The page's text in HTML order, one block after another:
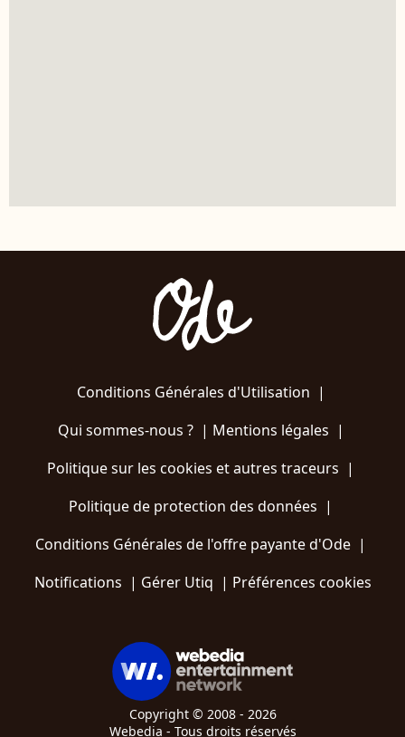
Conditions Générales d'Utilisation |
Qui sommes-nous ?| Mentions légales |
Politique sur les cookies et autres traceurs |
Politique de protection des données |
Conditions Générales de l'offre payante d'Ode |
Notifications | Gérer Utiq | Préférences cookies
Copyright © 2008 - 2026
Webedia - Tous droits réservés